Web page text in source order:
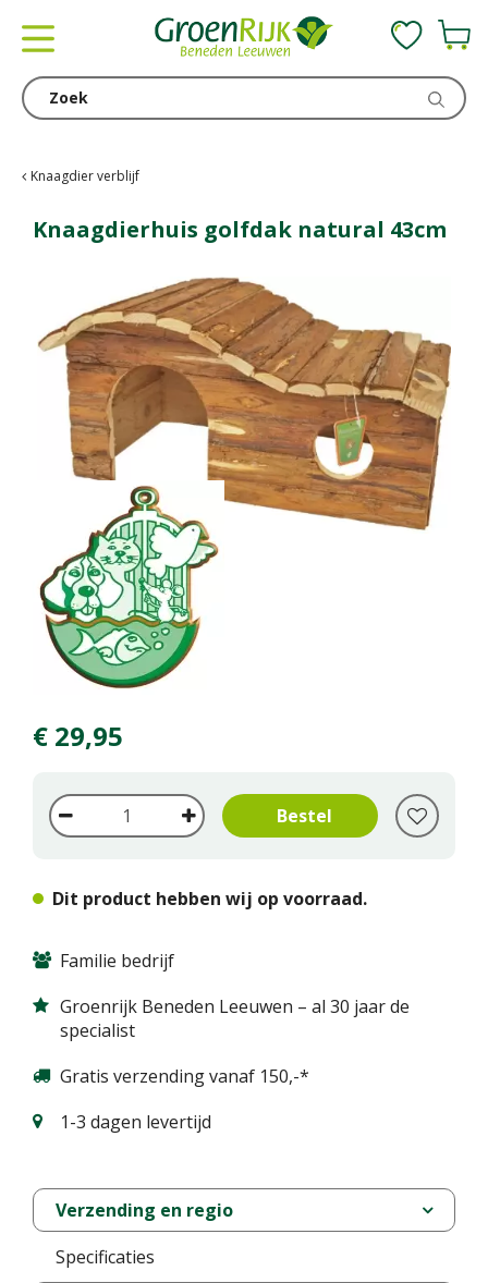
Knaagdier verblijf
Knaagdierhuis golfdak natural 43cm
€ 29,95
Dit product hebben wij op voorraad.
Familie bedrijf
Groenrijk Beneden Leeuwen – al 30 jaar de
specialist
Gratis verzending vanaf 150,-*
1-3 dagen levertijd
Verzending en regio
Specificaties